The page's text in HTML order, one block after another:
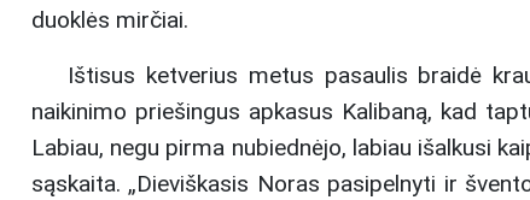
duoklės mirčiai.
Ištisus ketverius metus pasaulis braidė
naikinimo priešingus apkasus Kalibaną, kad
Labiau, negu pirma nubiednėjo, labiau išalkusi
sąskaita. „Dieviškasis Noras pasipelnyti ir